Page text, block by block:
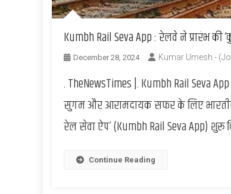
Kumbh Rail Seva App : रेलवे ने प्रारंभ
December 28, 2024 Kumar Umesh -
. TheNewsTimes |. Kumbh Rail Seva
सुगम और आरामदायक सफर के लिए
रेल सेवा ऐप’ (Kumbh Rail Seva App) शुरू
Continue Reading